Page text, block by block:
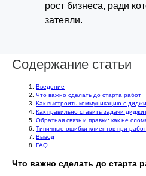
рост бизнеса, ради
затеяли.
Содержание статьи
Введение
Что важно сделать до старта работ
Как выстроить коммуникацию с
Как правильно ставить задачи
Обратная связь и правки: как не
Типичные ошибки клиентов при
Вывод
FAQ
Что важно сделать до старта